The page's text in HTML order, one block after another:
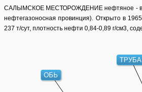
САЛЫМСКОЕ МЕСТОРОЖДЕНИЕ нефтяное - в
нефтегазоносная провинция). Открыто в
237 т/сут, плотность нефти 0,84-0,89 г/см3,
ОБЬ
ТРУБА